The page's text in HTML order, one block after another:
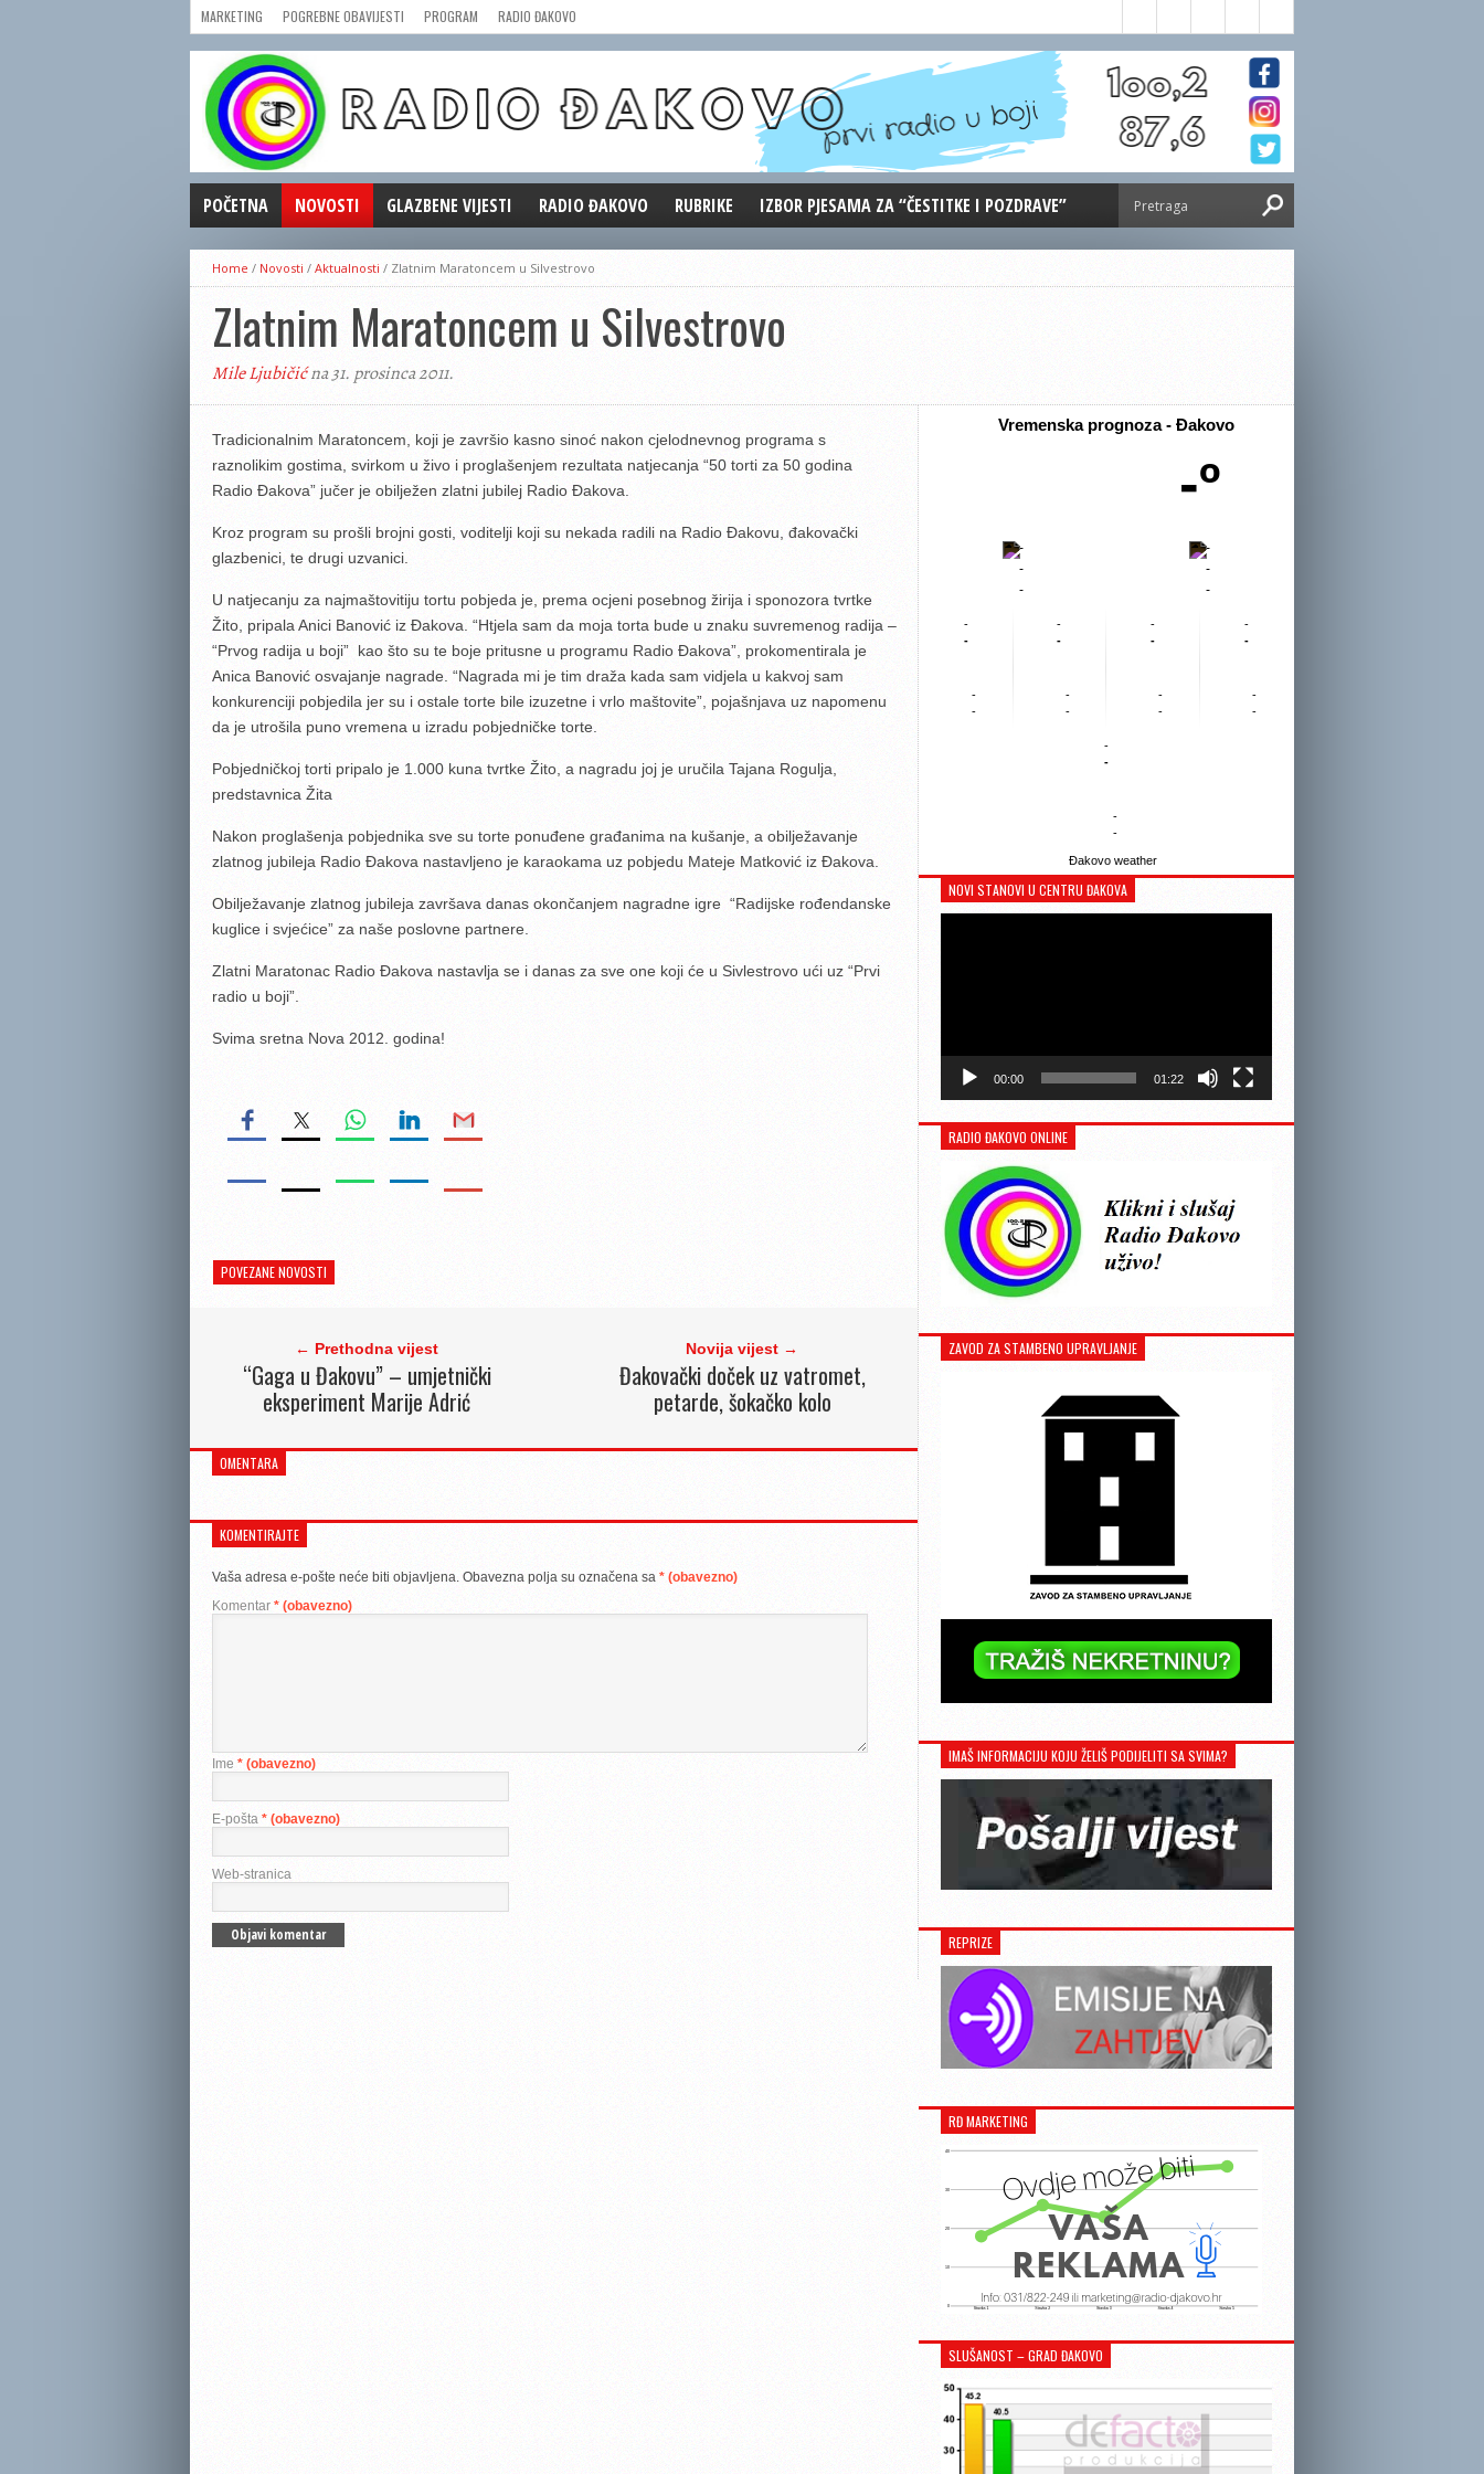
MARKETING POGREBNE OBAVIJESTI PROGRAM RADIO ĐAKOVO
POČETNA NOVOSTI
AKTUALNOSTI
CRNA KRONIKA
POLITIKA
ZANIMLJIVOSTI
GOSPODARSTVO
KULTURA
ŠPORT
REPRIZE EMISIJA
GLAZBENE VIJESTI RADIO ĐAKOVO
MARKETING
RUBRIKE
REPRIZE EMISIJA
DOBRE VIBRACIJE
ĐAKOVO GRADE
WEB ANKETA
IZBOR PJESAMA ZA “ČESTITKE I POZDRAVE”
Home / Novosti / Aktualnosti / Zlatnim Maratoncem u Silvestrovo
Zlatnim Maratoncem u Silvestrovo
Mile Ljubičićna 31. prosinca 2011.
Tradicionalnim Maratoncem, koji je završio kasno sinoć nakon cjelodnevnog programa s
raznolikim gostima, svirkom u živo i proglašenjem rezultata natjecanja “50 torti za 50 godina
Radio Đakova” jučer je obilježen zlatni jubilej Radio Đakova.
Kroz program su prošli brojni gosti, voditelji koji su nekada radili na Radio Đakovu, đakovački
glazbenici, te drugi uzvanici.
U natjecanju za najmaštovitiju tortu pobjeda je, prema ocjeni posebnog žirija i sponozora tvrtke
Žito, pripala Anici Banović iz Đakova. “Htjela sam da moja torta bude u znaku suvremenog radija –
“Prvog radija u boji” kao što su te boje pritusne u programu Radio Đakova”, prokomentirala je
Anica Banović osvajanje nagrade. “Nagrada mi je tim draža kada sam vidjela u kakvoj sam
konkurenciji pobjedila jer su i ostale torte bile izuzetne i vrlo maštovite”, pojašnjava uz napomenu
da je utrošila puno vremena u izradu pobjedničke torte.
Pobjedničkoj torti pripalo je 1.000 kuna tvrtke Žito, a nagradu joj je uručila Tajana Rogulja,
predstavnica Žita
Nakon proglašenja pobjednika sve su torte ponuđene građanima na kušanje, a obilježavanje
zlatnog jubileja Radio Đakova nastavljeno je karaokama uz pobjedu Mateje Matković iz Đakova.
Obilježavanje zlatnog jubileja završava danas okončanjem nagradne igre “Radijske rođendanske
kuglice i svjećice” za naše poslovne partnere.
Zlatni Maratonac Radio Đakova nastavlja se i danas za sve one koji će u Sivlestrovo ući uz “Prvi
radio u boji”.
Svima sretna Nova 2012. godina!
POVEZANE NOVOSTI
← Prethodna vijest
“Gaga u Đakovu” – umjetnički
eksperiment Marije Adrić
Novija vijest →
Đakovački doček uz vatromet,
petarde, šokačko kolo
OMENTARA
KOMENTIRAJTE
Vaša adresa e-pošte neće biti objavljena. Obavezna polja su označena sa * (obavezno)
Komentar * (obavezno)
Ime * (obavezno)
E-pošta * (obavezno)
Web-stranica
Vremenska prognoza - Đakovo
-º
-
-
-
-
-
-
-
-
-
-
-
-
-
-
-
-
-
-
-
-
-
-
-
-
-
-
Đakovo weather
NOVI STANOVI U CENTRU ĐAKOVA
00:00 01:22
RADIO ĐAKOVO ONLINE
ZAVOD ZA STAMBENO UPRAVLJANJE
IMAŠ INFORMACIJU KOJU ŽELIŠ PODIJELITI SA SVIMA?
REPRIZE
RĐ MARKETING
SLUŠANOST – GRAD ĐAKOVO